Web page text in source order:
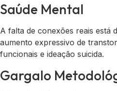
Saúde Mental
A falta de conexões reais está
aumento expressivo de
funcionais e ideação suicida.
Gargalo